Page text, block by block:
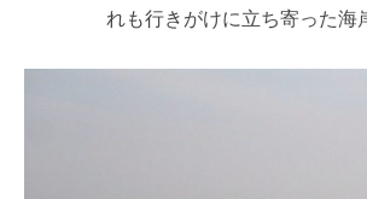
れも行きがけに立ち寄った海